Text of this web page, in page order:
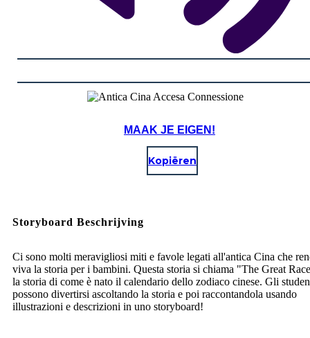
MAAK JE EIGEN!
Kopiëren
Storyboard Beschrijving
Ci sono molti meravigliosi miti e favole legati all'antica Cina che
viva la storia per i bambini. Questa storia si chiama "The Great
la storia di come è nato il calendario dello zodiaco cinese. Gli
possono divertirsi ascoltando la storia e poi raccontandola usando
illustrazioni e descrizioni in uno storyboard!